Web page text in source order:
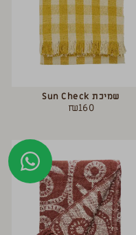
שמיכת Sun Check
₪160